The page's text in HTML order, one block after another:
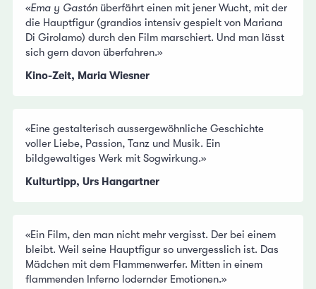
«Ema y Gastón überfährt einen mit jener Wucht, mit der
die Hauptfigur (grandios intensiv gespielt von Mariana
Di Girolamo) durch den Film marschiert. Und man lässt
sich gern davon überfahren.»
Kino-Zeit, Maria Wiesner
«Eine gestalterisch aussergewöhnliche Geschichte
voller Liebe, Passion, Tanz und Musik. Ein
bildgewaltiges Werk mit Sogwirkung.»
Kulturtipp, Urs Hangartner
«Ein Film, den man nicht mehr vergisst. Der bei einem
bleibt. Weil seine Hauptfigur so unvergesslich ist. Das
Mädchen mit dem Flammenwerfer. Mitten in einem
flammenden Inferno lodernder Emotionen.»